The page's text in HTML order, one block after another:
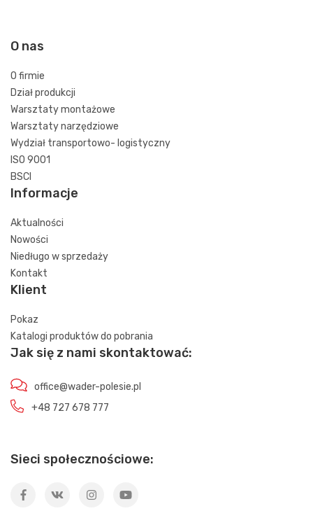
O nas
O firmie
Dział produkcji
Warsztaty montażowe
Warsztaty narzędziowe
Wydział transportowo- logistyczny
ISO 9001
BSCI
Informacje
Aktualności
Nowości
Niedługo w sprzedaży
Kontakt
Klient
Pokaz
Katalogi produktów do pobrania
Jak się z nami skontaktować:
office@wader-polesie.pl
+48 727 678 777
Sieci społecznościowe: